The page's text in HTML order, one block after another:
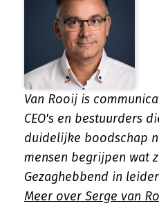
Van Rooij is
CEO's en bestuurders
duidelijke boodschap
mensen begrijpen wat
Gezaghebbend in
Meer over Serge van